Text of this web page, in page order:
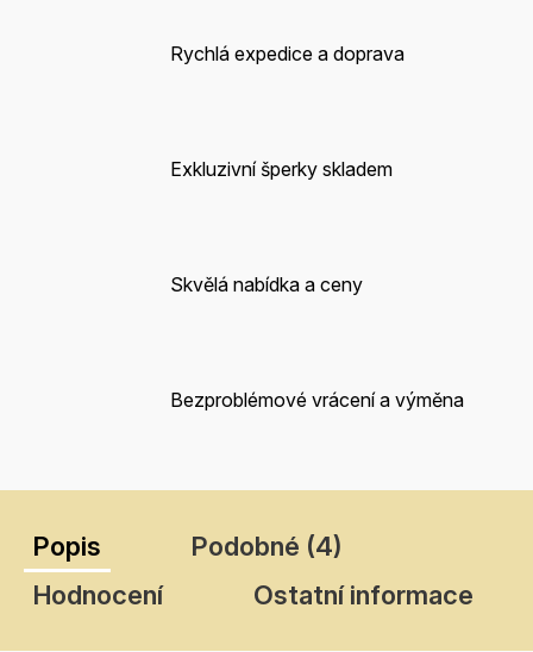
Rychlá expedice a doprava
Exkluzivní šperky skladem
Skvělá nabídka a ceny
Bezproblémové vrácení a výměna
Popis
Podobné (4)
Hodnocení
Ostatní informace